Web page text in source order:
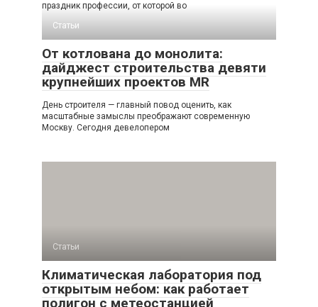
праздник профессии, от которой во
Статьи
От котлована до монолита:
дайджест строительства девяти
крупнейших проектов MR
День строителя — главный повод оценить, как
масштабные замыслы преображают современную
Москву. Сегодня девелопером
Статьи
Климатическая лаборатория под
открытым небом: как работает
полигон с метеостанцией